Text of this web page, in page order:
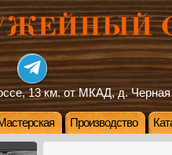
13 км. от МКАД, д. Черная
Производство